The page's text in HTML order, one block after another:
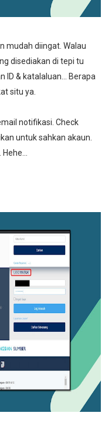
mudah diingat. Walau
disediakan di tepi tu
& katalaluan... Berapa
situ ya.
notifikasi. Check
untuk sahkan akaun.